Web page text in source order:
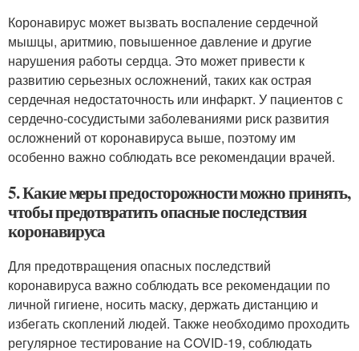
Коронавирус может вызвать воспаление сердечной
мышцы, аритмию, повышенное давление и другие
нарушения работы сердца. Это может привести к
развитию серьезных осложнений, таких как острая
сердечная недостаточность или инфаркт. У пациентов с
сердечно-сосудистыми заболеваниями риск развития
осложнений от коронавируса выше, поэтому им
особенно важно соблюдать все рекомендации врачей.
5. Какие меры предосторожности можно принять,
чтобы предотвратить опасные последствия
коронавируса
Для предотвращения опасных последствий
коронавируса важно соблюдать все рекомендации по
личной гигиене, носить маску, держать дистанцию и
избегать скоплений людей. Также необходимо проходить
регулярное тестирование на COVID-19, соблюдать